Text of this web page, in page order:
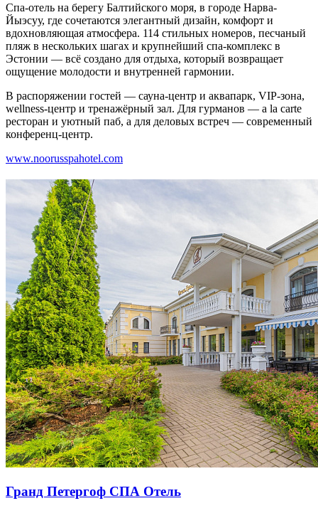
Спа-отель на берегу Балтийского моря, в городе Нарва-
Йыэсуу, где сочетаются элегантный дизайн, комфорт и
вдохновляющая атмосфера. 114 стильных номеров, песчаный
пляж в нескольких шагах и крупнейший спа-комплекс в
Эстонии — всё создано для отдыха, который возвращает
ощущение молодости и внутренней гармонии.
В распоряжении гостей — сауна-центр и аквапарк, VIP-зона,
wellness-центр и тренажёрный зал. Для гурманов — a la carte
ресторан и уютный паб, а для деловых встреч — современный
конференц-центр.
www.noorusspahotel.com
Гранд Петергоф СПА Отель